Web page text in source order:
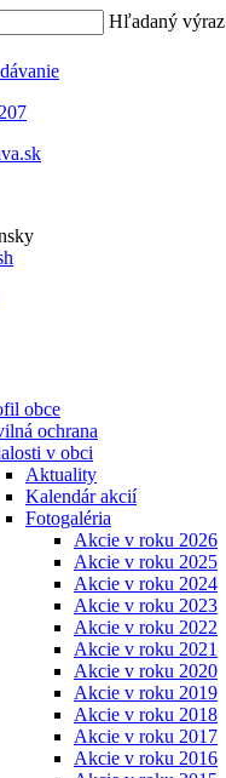
Hľadaný výraz
obce
ochrana
v obci
Aktuality
Kalendár akcií
Fotogaléria
Akcie v roku 2026
Akcie v roku 2025
Akcie v roku 2024
Akcie v roku 2023
Akcie v roku 2022
Akcie v roku 2021
Akcie v roku 2020
Akcie v roku 2019
Akcie v roku 2018
Akcie v roku 2017
Akcie v roku 2016